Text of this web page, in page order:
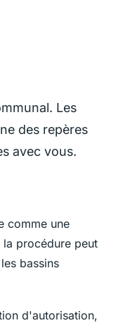
Les
des repères
avec vous.
comme une
la procédure peut
bassins
d'autorisation,